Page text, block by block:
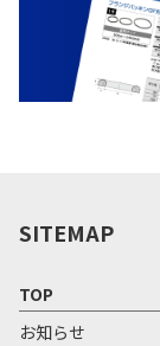
SITEMAP
TOP
お知らせ